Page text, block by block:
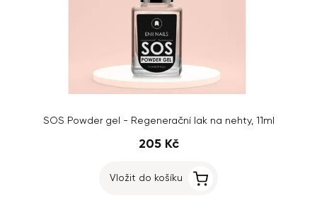
SOS Powder gel - Regenerační lak na nehty, 11ml
205 Kč
Vložit do košíku